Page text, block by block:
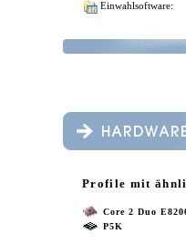
Einwahlsoftware:
Profile mit
Core 2 Duo
P5K